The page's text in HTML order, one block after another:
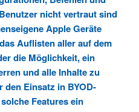
nicht vertraut sind
Apple Geräte
Auflisten aller auf dem
die Möglichkeit, ein
und alle Inhalte zu
den Einsatz in BYOD-
Features ein